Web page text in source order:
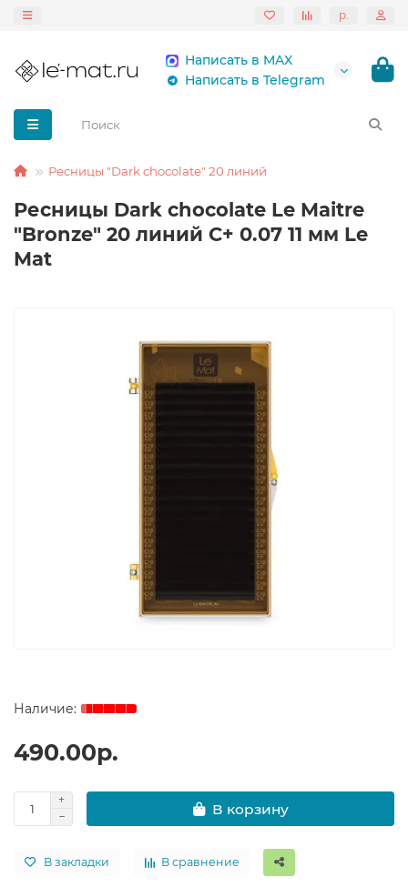
р.
Написать в MAX
Написать в Telegram
Ресницы "Dark chocolate" 20 линий
Ресницы Dark chocolate Le Maitre
"Bronze" 20 линий C+ 0.07 11 мм Le
Mat
490.00р.
В корзину
В закладки В сравнение